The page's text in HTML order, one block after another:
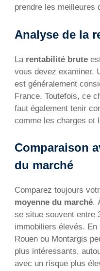
prendre les meilleures
Analyse de la
La rentabilité brute
vous devez examiner.
est généralement
France. Toutefois, ce
faut également tenir
comme les charges et
Comparaison
du marché
Comparez toujours
moyenne du marché.
se situe souvent entre
immobiliers élevés.
Rouen ou Montargis
plus intéressants,
avec un risque plus